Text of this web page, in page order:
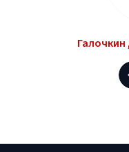
Галочкин